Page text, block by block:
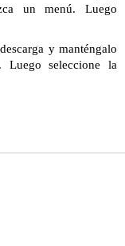
un menú. Luego
y manténgalo
Luego seleccione la